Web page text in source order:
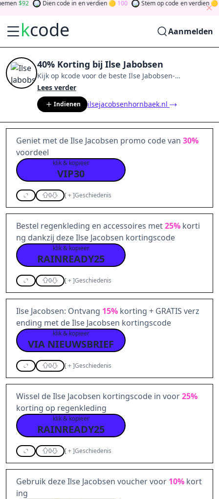
92 Dien code in en verdien 100 Stem op code en verdien 0
kcode Aanmelden
40% Korting bij Ilse Jabobsen
Kijk op kcode voor de beste Ilse Jabobsen-
aanbiedingen van
community en verdien tokens door bij te dragen via
stemmen, testen, delen en meer. Drehen Sie den
Glücksklee und gewinnen Sie Geld
Lees verder
Indienen ilsejacobsenhornbaek.nl
Geniet met de Ilse Jacobsen promo code van 30%
voordeel
klik & kopieer
VIP30
0 [+]Geschiedenis
Bestel regenkleding en accessoires met25% korti
ng dankzij deze Ilse Jacobsen kortingscode
klik & kopieer
RAINREADY25
0 [+]Geschiedenis
Ilse Jacobsen: Ontvang 15% korting + GRATIS verz
ending met de Ilse Jacobsen kortingscode
klik & kopieer
VIA NIEUWSBRIEF
0 [+]Geschiedenis
Wissel de Ilse Jacobsen kortingscode in voor25%
korting op regenkleding
klik & kopieer
RAINREADY25
0 [+]Geschiedenis
Gebruik deze Ilse Jacobsen voucher voor 10% kort
ing